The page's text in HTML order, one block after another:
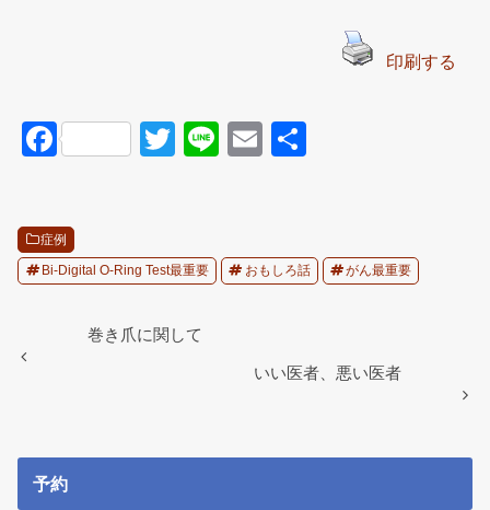
印刷する
F
e
b
T
Li
E
症例
Bi-Digital O-Ring Test最重要 おもしろ話 がん最重要
巻き爪に関して
いい医者、悪い医者
予約